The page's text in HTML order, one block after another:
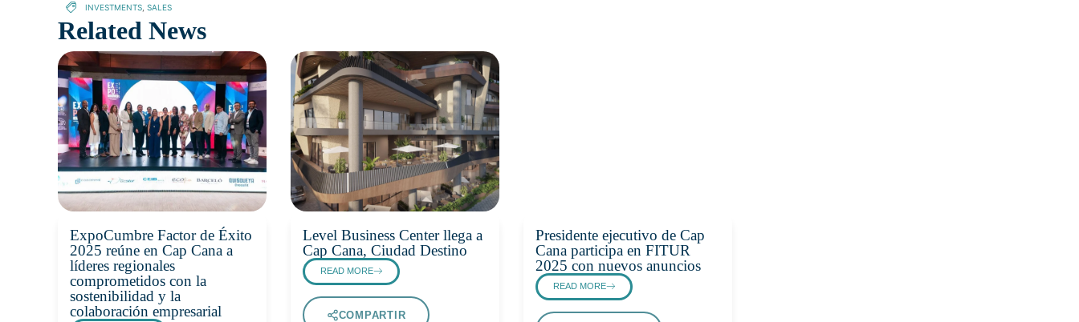
INVESTMENTS, SALES
Related News
ExpoCumbre Factor de Éxito
2025 reúne en Cap Cana a
líderes regionales
comprometidos con la
sostenibilidad y la
colaboración empresarial
Level Business Center llega a
Cap Cana, Ciudad Destino
READ MORE
COMPARTIR
Presidente ejecutivo de Cap
Cana participa en FITUR
2025 con nuevos anuncios
READ MORE